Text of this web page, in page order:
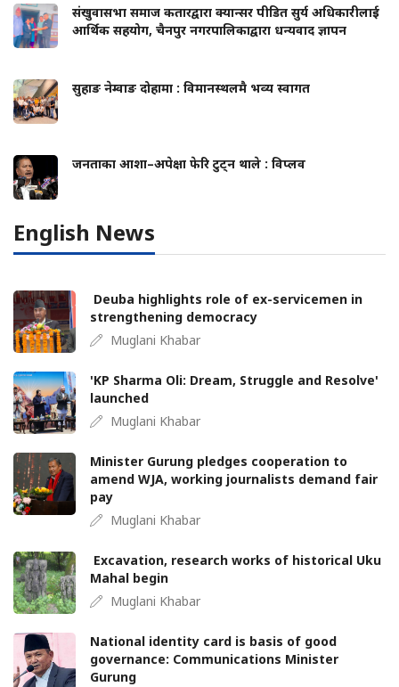
संखुवासभा समाज कतारद्वारा क्यान्सर पीडित सुर्य अधिकारीलाई
आर्थिक सहयोग, चैनपुर नगरपालिकाद्वारा धन्यवाद ज्ञापन
सुहाङ नेम्वाङ दोहामा : विमानस्थलमै भव्य स्वागत
जनताका आशा–अपेक्षा फेरि टुट्न थाले : विप्लव
English News
Deuba highlights role of ex-servicemen in
strengthening democracy
Muglani Khabar
'KP Sharma Oli: Dream, Struggle and Resolve'
launched
Muglani Khabar
Minister Gurung pledges cooperation to
amend WJA, working journalists demand fair
pay
Muglani Khabar
Excavation, research works of historical Uku
Mahal begin
Muglani Khabar
National identity card is basis of good
governance: Communications Minister
Gurung